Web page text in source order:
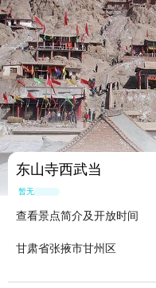
东山寺西武当
暂无点评
查看景点简介及开放时间
甘肃省张掖市甘州区
